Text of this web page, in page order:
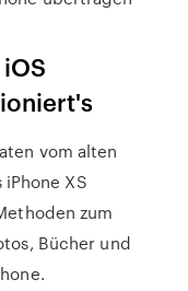
vom alten
iPhone XS
zum
Bücher und